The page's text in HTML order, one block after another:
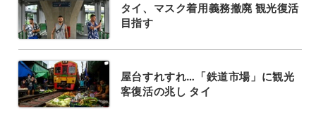
タイ、マスク着用義務撤廃 観光復活
目指す
屋台すれすれ…「鉄道市場」に観光
客復活の兆し タイ